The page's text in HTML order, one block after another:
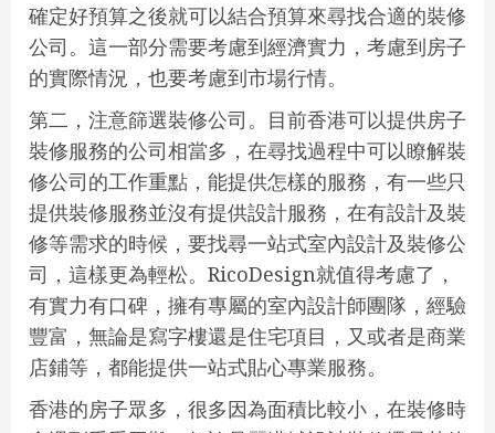
確定好預算之後就可以結合預算來尋找合適的裝修
公司。這一部分需要考慮到經濟實力，考慮到房子
的實際情況，也要考慮到市場行情。
第二，注意篩選裝修公司。目前香港可以提供房子
裝修服務的公司相當多，在尋找過程中可以瞭解裝
修公司的工作重點，能提供怎樣的服務，有一些只
提供裝修服務並沒有提供設計服務，在有設計及裝
修等需求的時候，要找尋一站式室內設計及裝修公
司，這樣更為輕松。RicoDesign就值得考慮了，
有實力有口碑，擁有專屬的室內設計師團隊，經驗
豐富，無論是寫字樓還是住宅項目，又或者是商業
店鋪等，都能提供一站式貼心專業服務。
香港的房子眾多，很多因為面積比較小，在裝修時